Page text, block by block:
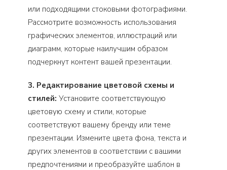
или подходящими стоковыми фотографиями.
Рассмотрите возможность использования
графических элементов, иллюстраций или
диаграмм, которые наилучшим образом
подчеркнут контент вашей презентации.
3. Редактирование цветовой схемы и
стилей: Установите соответствующую
цветовую схему и стили, которые
соответствуют вашему бренду или теме
презентации. Измените цвета фона, текста и
других элементов в соответствии с вашими
предпочтениями и преобразуйте шаблон в